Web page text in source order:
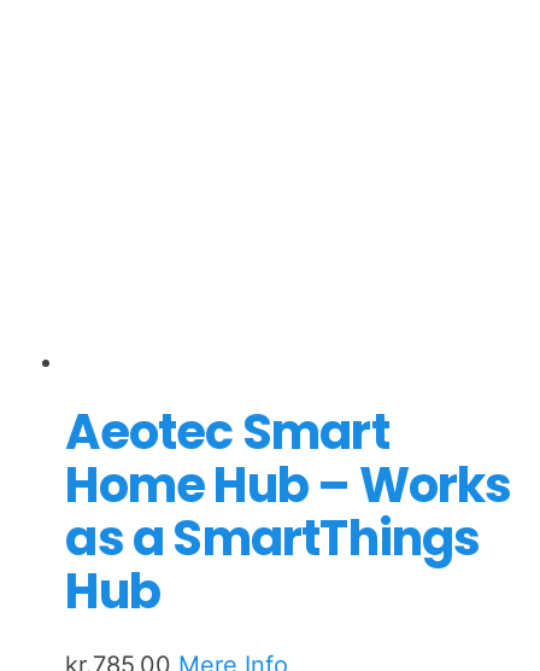
Aeotec Smart
Home Hub – Works
as a SmartThings
Hub
kr.785,00 Mere Info